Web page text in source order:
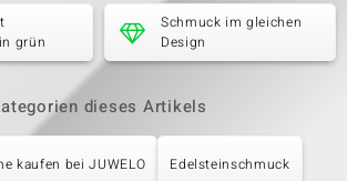
grün
Schmuck im gleichen
Design
dieses Artikels
kaufen bei JUWELO Edelsteinschmuck